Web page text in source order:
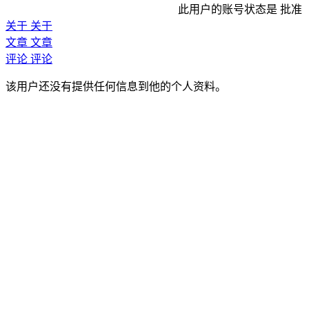
此用户的账号状态是 批准
关于 关于
文章 文章
评论 评论
该用户还没有提供任何信息到他的个人资料。